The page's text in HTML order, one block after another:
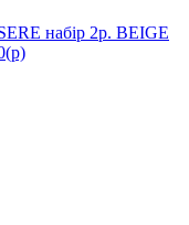
набір 2р. BEIGE